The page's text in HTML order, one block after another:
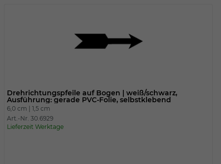
Drehrichtungspfeile auf Bogen | weiß/schwarz,
Ausführung: gerade PVC-Folie, selbstklebend
6,0 cm | 1,5 cm
Art.-Nr. 30.6929
Lieferzeit Werktage